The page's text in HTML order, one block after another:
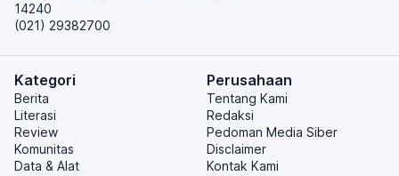
14240
(021) 29382700
Kategori
Berita
Literasi
Review
Komunitas
Data & Alat
Perusahaan
Tentang Kami
Redaksi
Pedoman Media Siber
Disclaimer
Kontak Kami